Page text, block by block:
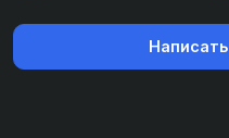
Написать